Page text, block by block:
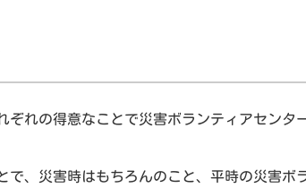
れの得意なことで災害ボランティアセンタ
、災害時はもちろんのこと、平時の災害ボ